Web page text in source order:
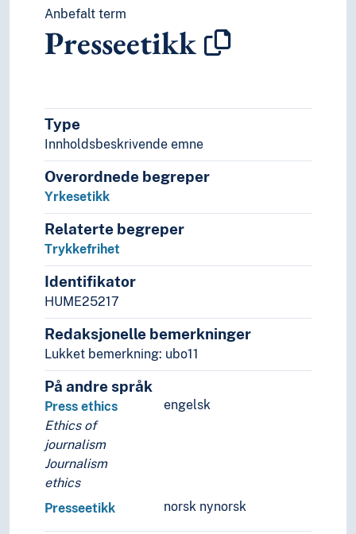
Utilitarisme
Verdietikk
Filosofiske skoler
Filosofiske teorier
Idehistorie (Faget)
Logikk
Folkegrupper
Formtermer
Fritid og sport
Generelt
Geografiske navn og historiske stedsnavn
Helse
Humaniora
Informatikk og informasjonsteknologi
Ingeniørfag
Kulturkunnskap
Kunst
Lingvistikk
Litteratur
Navn, personer og skikkelser
Næringsliv og økonomi
Pedagogikk
Anbefalt term
Presseetikk
Type
Innholdsbeskrivende emne
Overordnede begreper
Yrkesetikk
Relaterte begreper
Trykkefrihet
Identifikator
HUME25217
Redaksjonelle bemerkninger
Lukket bemerkning: ubo11
På andre språk
engelsk
Press ethics
Ethics of
journalism
Journalism
ethics
norsk nynorsk
Presseetikk